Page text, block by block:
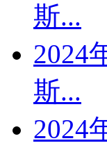
斯...
2024
斯...
2024